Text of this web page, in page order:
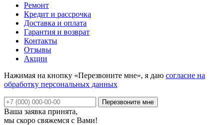
Ремонт
Кредит и рассрочка
Доставка и оплата
Гарантия и возврат
Контакты
Отзывы
Акции
Нажимая на кнопку «Перезвоните мне», я даю согласие на
обработку персональных данных
Ваша заявка принята,
мы скоро свяжемся с Вами!